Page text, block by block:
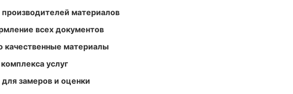
материалов
всех документов
качественные материалы
услуг
замеров и оценки